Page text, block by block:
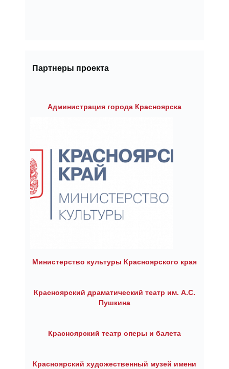
Партнеры проекта
Администрация города Красноярска
Министерство культуры Красноярского края
Красноярский драматический театр им. А.С.
Пушкина
Красноярский театр оперы и балета
Красноярский художественный музей имени